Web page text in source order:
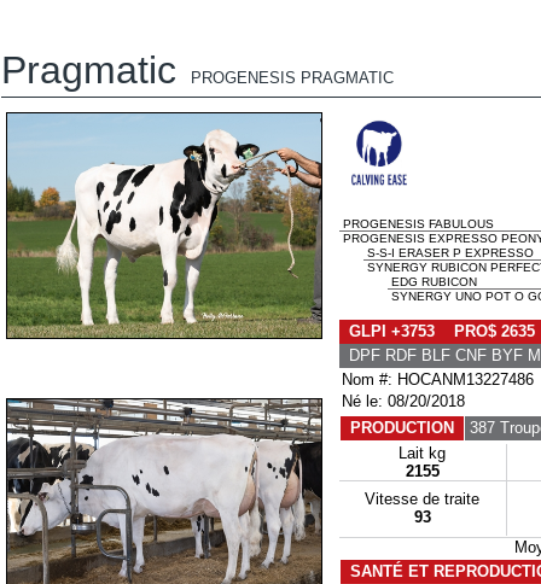
Pragmatic PROGENESIS PRAGMATIC
PROGENESIS FABULOUS
PROGENESIS EXPRESSO
S-S-I ERASER P EXPRESSO
SYNERGY RUBICON
EDG RUBICON
SYNERGY UNO POT O
GLPI +3753 PRO$ 2635
DPF RDF BLF CNF BYF
Nom #: HOCANM13227486
Né le: 08/20/2018
PRODUCTION
387
Lait kg
2155
Vitesse de traite
93
SANTÉ ET